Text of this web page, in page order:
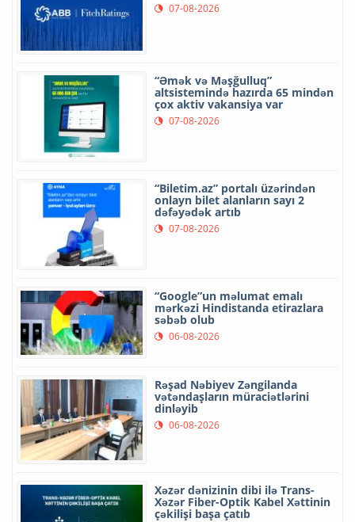
07-08-2026
“Əmək və Məşğulluq”
altsistemində hazırda 65 mindən
çox aktiv vakansiya var
07-08-2026
“Biletim.az” portalı üzərindən
onlayn bilet alanların sayı 2
dəfəyədək artıb
07-08-2026
“Google”un məlumat emalı
mərkəzi Hindistanda etirazlara
səbəb olub
06-08-2026
Rəşad Nəbiyev Zəngilanda
vətəndaşların müraciətlərini
dinləyib
06-08-2026
Xəzər dənizinin dibi ilə Trans-
Xəzər Fiber-Optik Kabel Xəttinin
çəkilişi başa çatıb